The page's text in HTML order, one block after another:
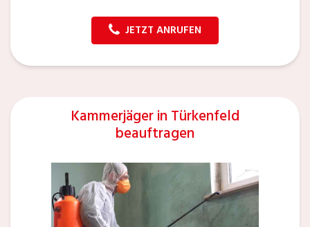
JETZT ANRUFEN
Kammerjäger in Türkenfeld
beauftragen